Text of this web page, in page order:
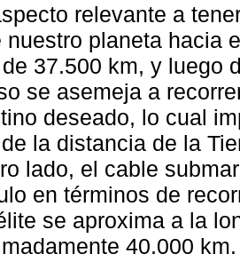
relevante a
nuestro planeta hacia
37.500 km, y luego
se asemeja a
deseado, lo cual
la distancia de la
lado, el cable
en términos de
se aproxima a la
40.000 km.